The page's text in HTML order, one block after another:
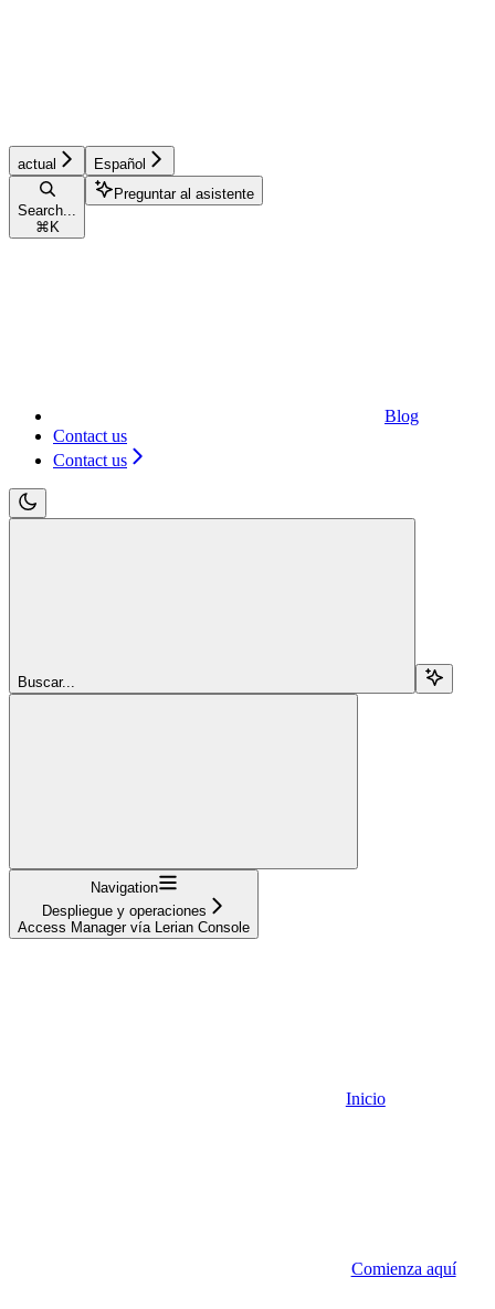
actual Español
Search...
⌘ K
Preguntar al asistente
Blog
Contact us
Contact us
Buscar...
Navigation
Despliegue y operaciones
Access Manager vía Lerian Console
Inicio
Comienza aquí